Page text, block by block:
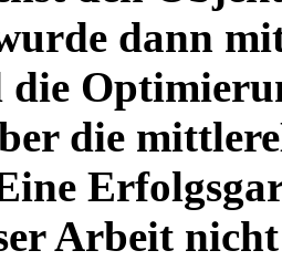
dann
die
Arbeit